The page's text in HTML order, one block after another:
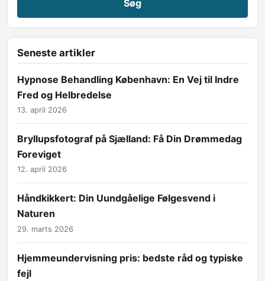
Seneste artikler
Hypnose Behandling København: En Vej til Indre
Fred og Helbredelse
13. april 2026
Bryllupsfotograf på Sjælland: Få Din Drømmedag
Foreviget
12. april 2026
Håndkikkert: Din Uundgåelige Følgesvend i
Naturen
29. marts 2026
Hjemmeundervisning pris: bedste råd og typiske
fejl